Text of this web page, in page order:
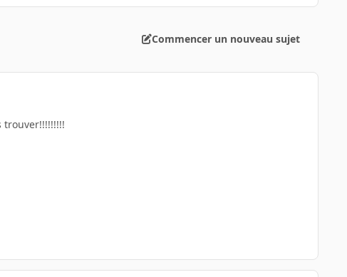
Commencer un nouveau sujet